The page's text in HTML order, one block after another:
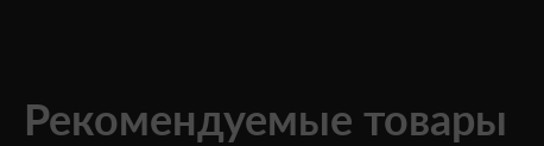
Рекомендуемые товары